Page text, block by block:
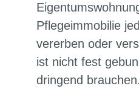
Pflegeimmobilie
vererben oder
ist nicht fest
dringend brauchen.